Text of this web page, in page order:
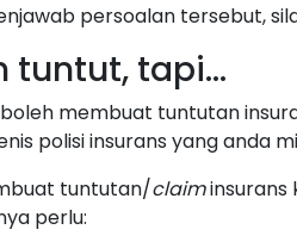
persoalan tersebut,
tuntut, tapi…
boleh membuat tuntutan
polisi insurans yang anda
tuntutan/claiminsurans
perlu: